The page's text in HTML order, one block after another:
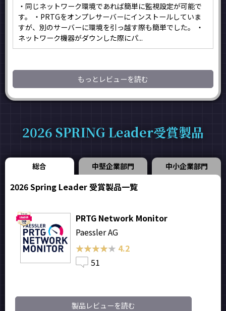
・同じネットワーク環境であれば簡単に監視設定が可能で
す。 ・PRTGをオンプレサーバーにインストールしていま
すが、別のサーバーに環境を引っ越す際も簡単でした。 ・
ネットワーク機器がダウンした際にパ...
もっとレビューを読む
2026 SPRING Leader受賞製品
総合 中堅企業部門 中小企業部門
2026 Spring Leader 受賞製品一覧
PRTG Network Monitor
Paessler AG
★★★★★
★★★★★ 4.2
51
製品レビューを読む